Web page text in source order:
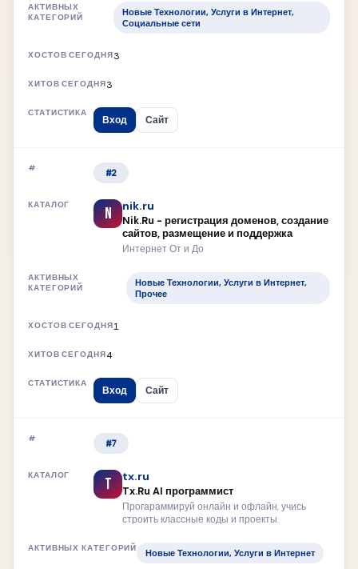
Новые Технологии, Услуги в Интернет,
Социальные сети
3
3
Вход Сайт
#2
N nik.ru
Nik.Ru - регистрация доменов, создание
сайтов, размещение и поддержка
Интернет От и До
Новые Технологии, Услуги в Интернет,
Прочее
1
4
Вход Сайт
#7
T tx.ru
Tx.Ru AI программист
Прогараммируй онлайн и офлайн, учись
строить классные коды и проекты.
Новые Технологии, Услуги в Интернет